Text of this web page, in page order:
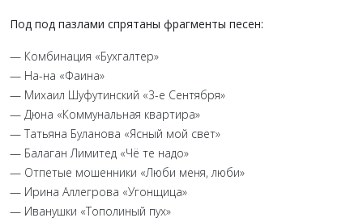
Под под пазлами спрятаны фрагменты песен:
— Комбинация «Бухгалтер»
— На-на «Фаина»
— Михаил Шуфутинский «3-е Сентября»
— Дюна «Коммунальная квартира»
— Татьяна Буланова «Ясный мой свет»
— Балаган Лимитед «Чё те надо»
— Отпетые мошенники «Люби меня, люби»
— Ирина Аллегрова «Угонщица»
— Иванушки «Тополиный пух»